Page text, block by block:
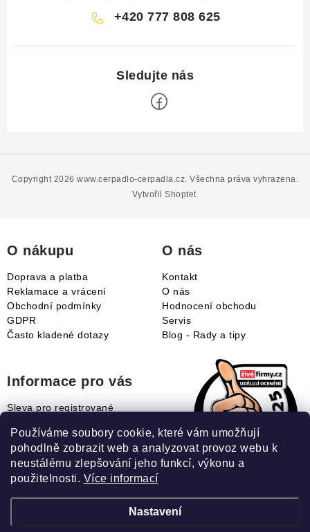
Používáme soubory cookie, které vám umožňují
pohodlně zobrazit web a analyzovat provoz webu k
neustálému zlepšování jeho funkcí, výkonu a
použitelnosti. Více informací
Nastavení
+420 777 808 625
Vytvořil Shoptet
Copyright 2026www.cerpadlo-cerpadla.cz. Všechna práva vyhrazena.
O nákupu
Doprava a platba
Reklamace a vrácení
Obchodní podmínky
GDPR
Často kladené dotazy
O nás
Kontakt
O nás
Hodnocení obchodu
Servis
Blog - Rady a tipy
Informace pro vás
Sleva pro registrované
Jak uplatnit slevový kupón?
Jak nakupovat?
Slovník pojmů